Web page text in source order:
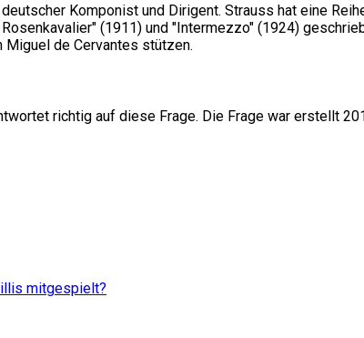
Komponist und Dirigent. Strauss hat eine
(1911) und "Intermezzo" (1924)
Miguel de Cervantes stützen.
richtig auf diese Frage. Die Frage war erstellt
mitgespielt?